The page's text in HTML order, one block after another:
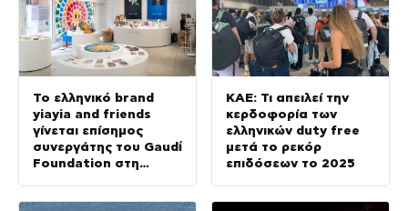
Το ελληνικό brand
yiayia and friends
γίνεται επίσημος
συνεργάτης του Gaudí
Foundation στη
ΚΑΕ: Τι απειλεί την
κερδοφορία των
ελληνικών duty free
μετά το ρεκόρ
επιδόσεων το 2025